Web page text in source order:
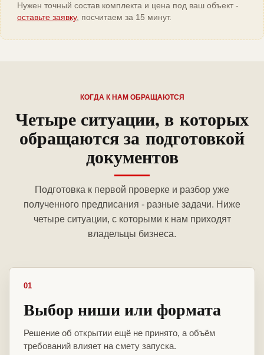
Нужен точный состав комплекта и цена под ваш объект -
оставьте заявку, посчитаем за 15 минут.
КОГДА К НАМ ОБРАЩАЮТСЯ
Четыре ситуации, в которых
обращаются за подготовкой
документов
Подготовка к первой проверке и разбор уже
полученного предписания - разные задачи. Ниже
четыре ситуации, с которыми к нам приходят
владельцы бизнеса.
01
Выбор ниши или формата
Решение об открытии ещё не принято, а объём
требований влияет на смету запуска.